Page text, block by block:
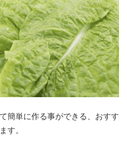
簡単に作る事ができる、おすす
す。